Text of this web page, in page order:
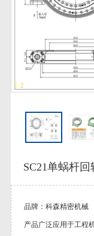
1 2
SC21单蜗杆回
品牌：科森精密机械
产品广泛应用于工程